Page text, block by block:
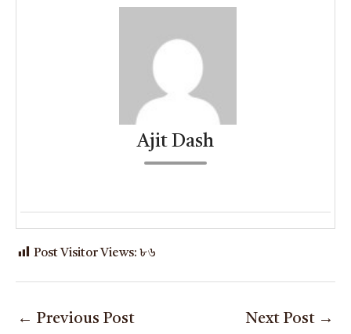
Ajit Dash
Post Visitor Views: ৮৬
← Previous Post Next Post →